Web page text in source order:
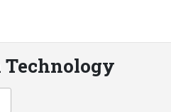
Technology